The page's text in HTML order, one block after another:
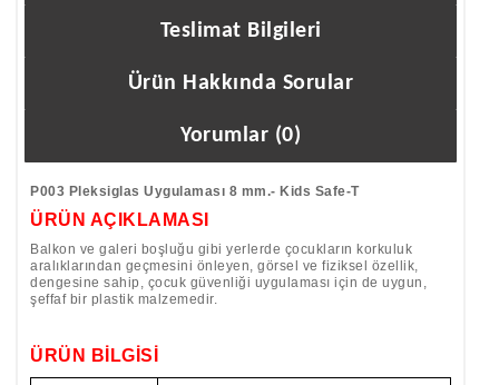
Teslimat Bilgileri
Ürün Hakkında Sorular
Yorumlar (0)
P003 Pleksiglas Uygulaması 8 mm.- Kids Safe-T
ÜRÜN AÇIKLAMASI
Balkon ve galeri boşluğu gibi yerlerde çocukların korkuluk
aralıklarından geçmesini önleyen, görsel ve fiziksel özellik,
dengesine sahip, çocuk güvenliği uygulaması için de uygun,
şeffaf bir plastik malzemedir.
ÜRÜN BİLGİSİ